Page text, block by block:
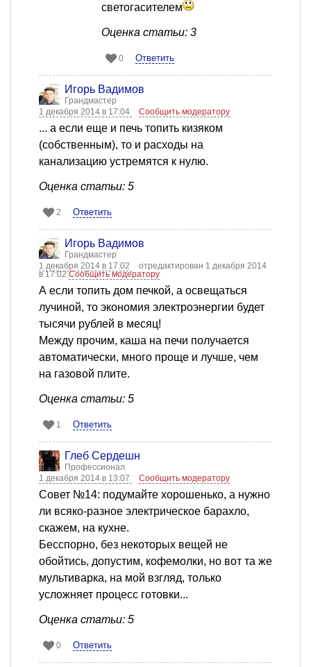
светогасителем
Оценка статьи: 3
0 Ответить
Игорь Вадимов
Грандмастер
1 декабря 2014 в 17:04
Сообщить модератору
... а если еще и печь топить кизяком
(собственным), то и расходы на
канализацию устремятся к нулю.
Оценка статьи: 5
2 Ответить
Игорь Вадимов
Грандмастер
1 декабря 2014 в 17:02
отредактирован 1 декабря 2014
в 17:02Сообщить модератору
А если топить дом печкой, а освещаться
лучиной, то экономия электроэнергии будет
тысячи рублей в месяц!
Между прочим, каша на печи получается
автоматически, много проще и лучше, чем
на газовой плите.
Оценка статьи: 5
1 Ответить
Глеб Сердешн
Профессионал
1 декабря 2014 в 13:07
Сообщить модератору
Совет №14: подумайте хорошенько, а нужно
ли всяко-разное электрическое барахло,
скажем, на кухне.
Бесспорно, без некоторых вещей не
обойтись, допустим, кофемолки, но вот та же
мультиварка, на мой взгляд, только
усложняет процесс готовки...
Оценка статьи: 5
0 Ответить